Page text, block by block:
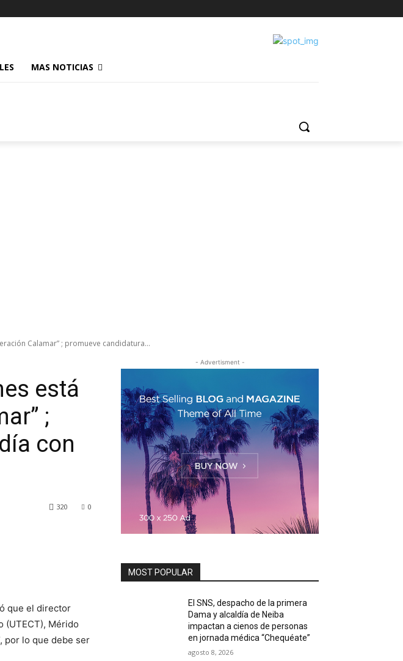
MAS NOTICIAS
Calamar” ; promueve candidatura...
está
;
con
0
320
que el director
(UTECT), Mérido
por lo que debe ser
- Advertisment -
MOST POPULAR
El SNS, despacho de la primera
Dama y alcaldía de Neiba
impactan a cienos de personas
en jornada médica “Chequéate”
agosto 8, 2026